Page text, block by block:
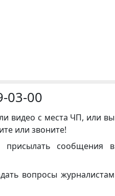
03-00
видео с места ЧП, или вы
или звоните!
сообщения в
вопросы журналистам